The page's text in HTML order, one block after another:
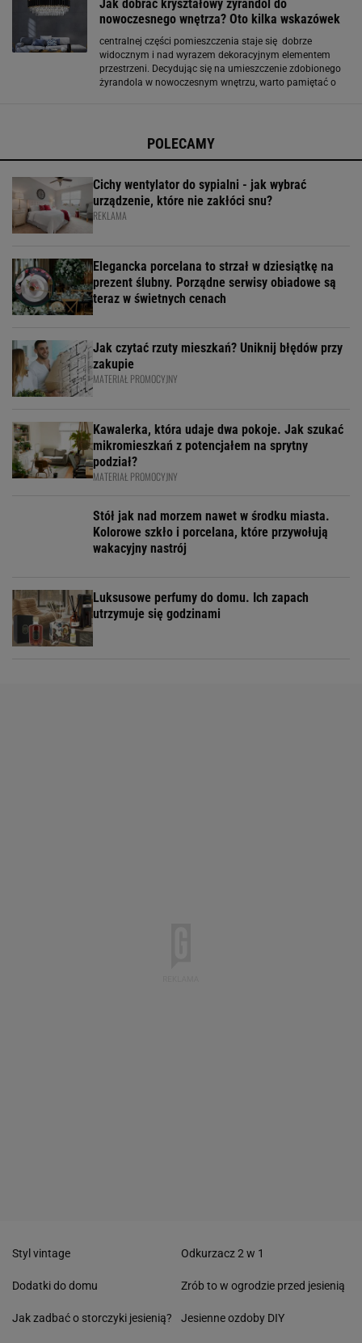
Jak dobrać kryształowy żyrandol do
nowoczesnego wnętrza? Oto kilka wskazówek
centralnej części pomieszczenia staje się dobrze
widocznym i nad wyrazem dekoracyjnym elementem
przestrzeni. Decydując się na umieszczenie zdobionego
żyrandola w nowoczesnym wnętrzu, warto pamiętać o
POLECAMY
Cichy wentylator do sypialni - jak wybrać
urządzenie, które nie zakłóci snu?
REKLAMA
Elegancka porcelana to strzał w dziesiątkę na
prezent ślubny. Porządne serwisy obiadowe są
teraz w świetnych cenach
Jak czytać rzuty mieszkań? Uniknij błędów przy
zakupie
MATERIAŁ PROMOCYJNY
Kawalerka, która udaje dwa pokoje. Jak szukać
mikromieszkań z potencjałem na sprytny
podział?
MATERIAŁ PROMOCYJNY
Stół jak nad morzem nawet w środku miasta.
Kolorowe szkło i porcelana, które przywołują
wakacyjny nastrój
Luksusowe perfumy do domu. Ich zapach
utrzymuje się godzinami
Styl vintage
Dodatki do domu
Jak zadbać o storczyki jesienią?
Odkurzacz 2 w 1
Zrób to w ogrodzie przed jesienią
Jesienne ozdoby DIY